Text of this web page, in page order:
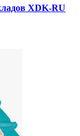
XDK-RU